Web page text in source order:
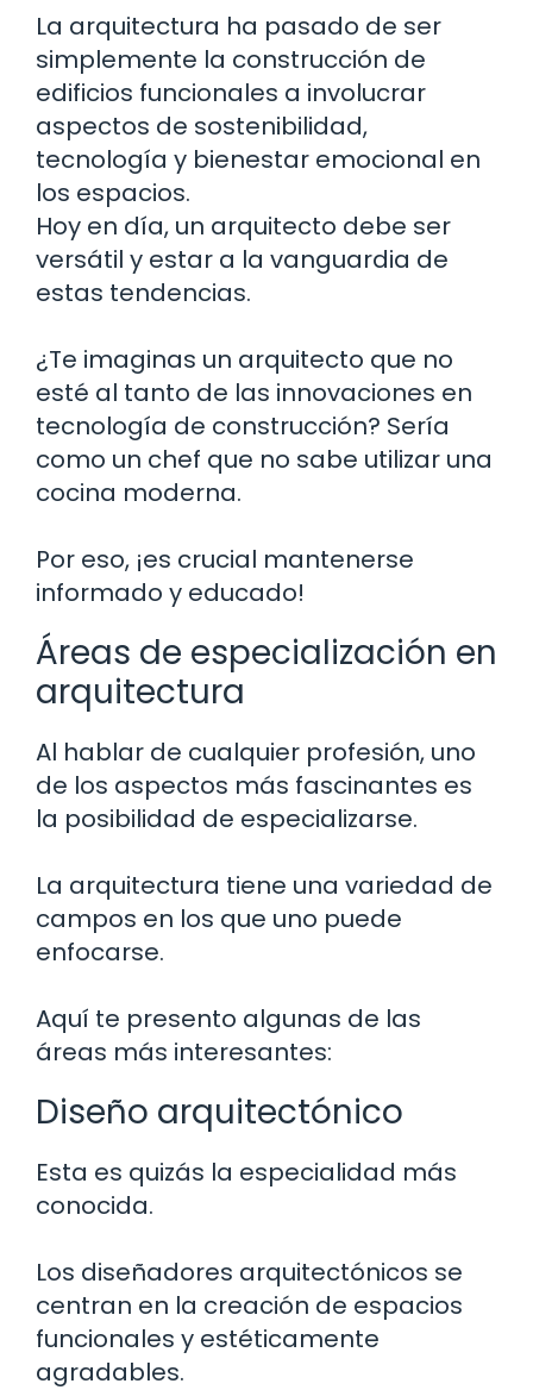
La arquitectura ha pasado de ser
simplemente la construcción de
edificios funcionales a involucrar
aspectos de sostenibilidad,
tecnología y bienestar emocional en
los espacios.
Hoy en día, un arquitecto debe ser
versátil y estar a la vanguardia de
estas tendencias.
¿Te imaginas un arquitecto que no
esté al tanto de las innovaciones en
tecnología de construcción? Sería
como un chef que no sabe utilizar una
cocina moderna.
Por eso, ¡es crucial mantenerse
informado y educado!
Áreas de especialización en
arquitectura
Al hablar de cualquier profesión, uno
de los aspectos más fascinantes es
la posibilidad de especializarse.
La arquitectura tiene una variedad de
campos en los que uno puede
enfocarse.
Aquí te presento algunas de las
áreas más interesantes:
Diseño arquitectónico
Esta es quizás la especialidad más
conocida.
Los diseñadores arquitectónicos se
centran en la creación de espacios
funcionales y estéticamente
agradables.